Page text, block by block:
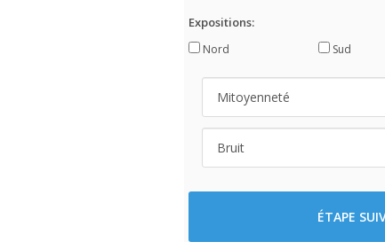
Expositions:
Nord Sud
ÉTAPE